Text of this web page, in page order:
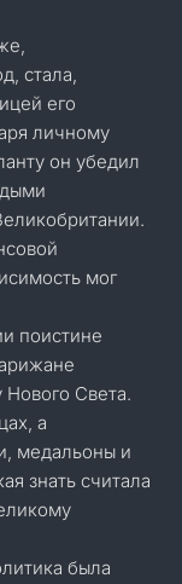
стала,
его
личному
он убедил
мог
поистине
Нового Света.
а
медальоны и
знать считала
была